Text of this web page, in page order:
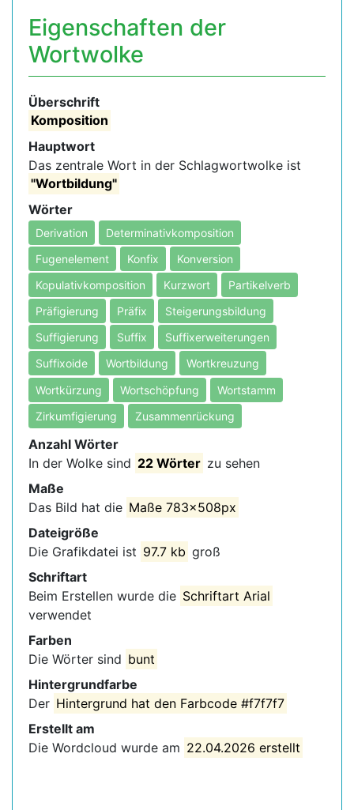
Eigenschaften der
Wortwolke
Überschrift
Komposition
Hauptwort
Das zentrale Wort in der Schlagwortwolke ist
"Wortbildung"
Wörter
Derivation
Determinativkomposition
Fugenelement
Konfix
Konversion
Kopulativkomposition
Kurzwort
Partikelverb
Präfigierung
Präfix
Steigerungsbildung
Suffigierung
Suffix
Suffixerweiterungen
Suffixoide
Wortbildung
Wortkreuzung
Wortkürzung
Wortschöpfung
Wortstamm
Zirkumfigierung
Zusammenrückung
Anzahl Wörter
In der Wolke sind 22 Wörter zu sehen
Maße
Das Bild hat die Maße 783x508px
Dateigröße
Die Grafikdatei ist 97.7 kb groß
Schriftart
Beim Erstellen wurde die Schriftart Arial
verwendet
Farben
Die Wörter sind bunt
Hintergrundfarbe
Der Hintergrund hat den Farbcode #f7f7f7
Erstellt am
Die Wordcloud wurde am 22.04.2026 erstellt